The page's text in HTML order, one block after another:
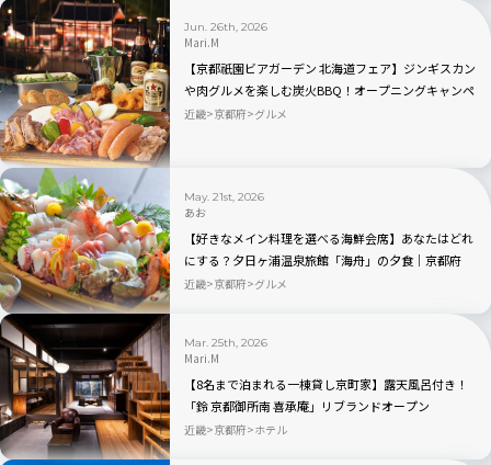
Jun. 26th, 2026
Mari.M
【京都祇園ビアガーデン 北海道フェア】ジンギスカン
や肉グルメを楽しむ炭火BBQ！オープニングキャンペ
ーンもあり
近畿 京都府 グルメ
May. 21st, 2026
あお
【好きなメイン料理を選べる海鮮会席】あなたはどれ
にする？夕日ヶ浦温泉旅館「海舟」の夕食｜京都府
近畿 京都府 グルメ
Mar. 25th, 2026
Mari.M
【8名まで泊まれる一棟貸し京町家】露天風呂付き！
「鈴 京都御所南 喜承庵」リブランドオープン
近畿 京都府 ホテル